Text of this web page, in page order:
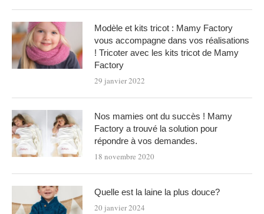
Modèle et kits tricot : Mamy Factory
vous accompagne dans vos réalisations
! Tricoter avec les kits tricot de Mamy
Factory
29 janvier 2022
Nos mamies ont du succès ! Mamy
Factory a trouvé la solution pour
répondre à vos demandes.
18 novembre 2020
Quelle est la laine la plus douce?
20 janvier 2024